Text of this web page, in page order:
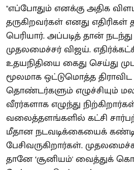
"எப்போதும் எனக்கு அதிக
தருகிறவர்கள் எனது
பெரியார். அப்படித் தான்
முதலமைச்சர் விஜய்.
உதயநிதியை கைது செய்து
மூலமாக ஒட்டுமொத்த
தொண்டர்களும் எழுச்சியும்
வீரர்களாக எழுந்து
வலைத்தளங்களில் கட்சி
மீதான நடவடிக்கையைக்
பேசிவருகிறார்கள்.
தானே ‘சூனியம்' வைத்துக்